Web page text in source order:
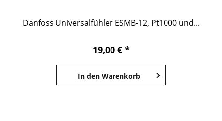
Danfoss Universalfühler ESMB-12, Pt1000 und...
19,00 € *
In den Warenkorb